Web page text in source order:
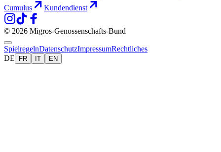
Cumulus
Kundendienst
© 2026 Migros-Genossenschafts-Bund
SpielregelnDatenschutzImpressumRechtliches
DE
FR IT EN